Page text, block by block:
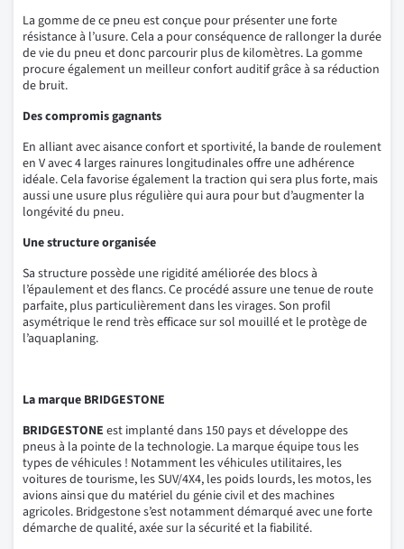
La gomme de ce pneu est conçue pour présenter une forte
résistance à l’usure. Cela a pour conséquence de rallonger la durée
de vie du pneu et donc parcourir plus de kilomètres. La gomme
procure également un meilleur confort auditif grâce à sa réduction
de bruit.
Des compromis gagnants
En alliant avec aisance confort et sportivité, la bande de roulement
en V avec 4 larges rainures longitudinales offre une adhérence
idéale. Cela favorise également la traction qui sera plus forte, mais
aussi une usure plus régulière qui aura pour but d’augmenter la
longévité du pneu.
Une structure organisée
Sa structure possède une rigidité améliorée des blocs à
l’épaulement et des flancs. Ce procédé assure une tenue de route
parfaite, plus particulièrement dans les virages. Son profil
asymétrique le rend très efficace sur sol mouillé et le protège de
l’aquaplaning.
La marque BRIDGESTONE
BRIDGESTONE est implanté dans 150 pays et développe des
pneus à la pointe de la technologie. La marque équipe tous les
types de véhicules ! Notamment les véhicules utilitaires, les
voitures de tourisme, les SUV/4X4, les poids lourds, les motos, les
avions ainsi que du matériel du génie civil et des machines
agricoles. Bridgestone s’est notamment démarqué avec une forte
démarche de qualité, axée sur la sécurité et la fiabilité.